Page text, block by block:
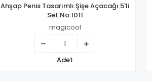
Ahşap Penis Tasarımlı Şişe Açacağı 5'li
Set No:1011
magicool
Adet